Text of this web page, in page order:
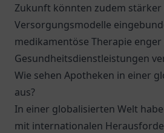
Zukunft könnten zudem
Versorgungsmodelle
medikamentöse Therapie
Gesundheitsdienstleistungen
Wie sehen Apotheken in einer
aus?
In einer globalisierten Welt
mit internationalen